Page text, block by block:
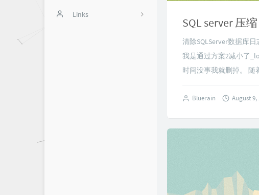
12
斐讯N1
积分商城
Links
SQL server 压
清除SQLServer数据库
我是通过方案2减小了
时间没事我就删掉。 随
Bluerain August 9,